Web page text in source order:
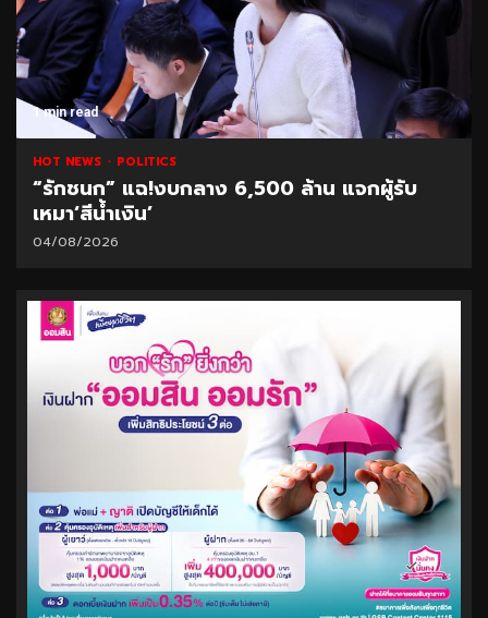
1 min read
HOT NEWS POLITICS
“รักชนก” แฉ!งบกลาง 6,500 ล้าน แจกผู้รับ
เหมา‘สีน้ำเงิน’
04/08/2026